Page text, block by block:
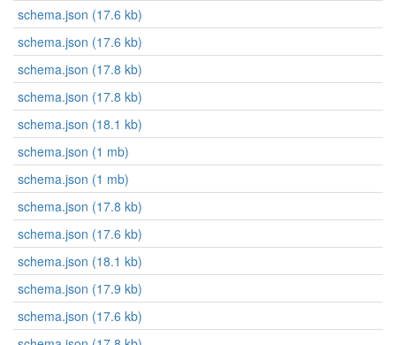
schema.json (17.6 kb)
schema.json (17.6 kb)
schema.json (17.8 kb)
schema.json (17.8 kb)
schema.json (18.1 kb)
schema.json (1 mb)
schema.json (1 mb)
schema.json (17.8 kb)
schema.json (17.6 kb)
schema.json (18.1 kb)
schema.json (17.9 kb)
schema.json (17.6 kb)